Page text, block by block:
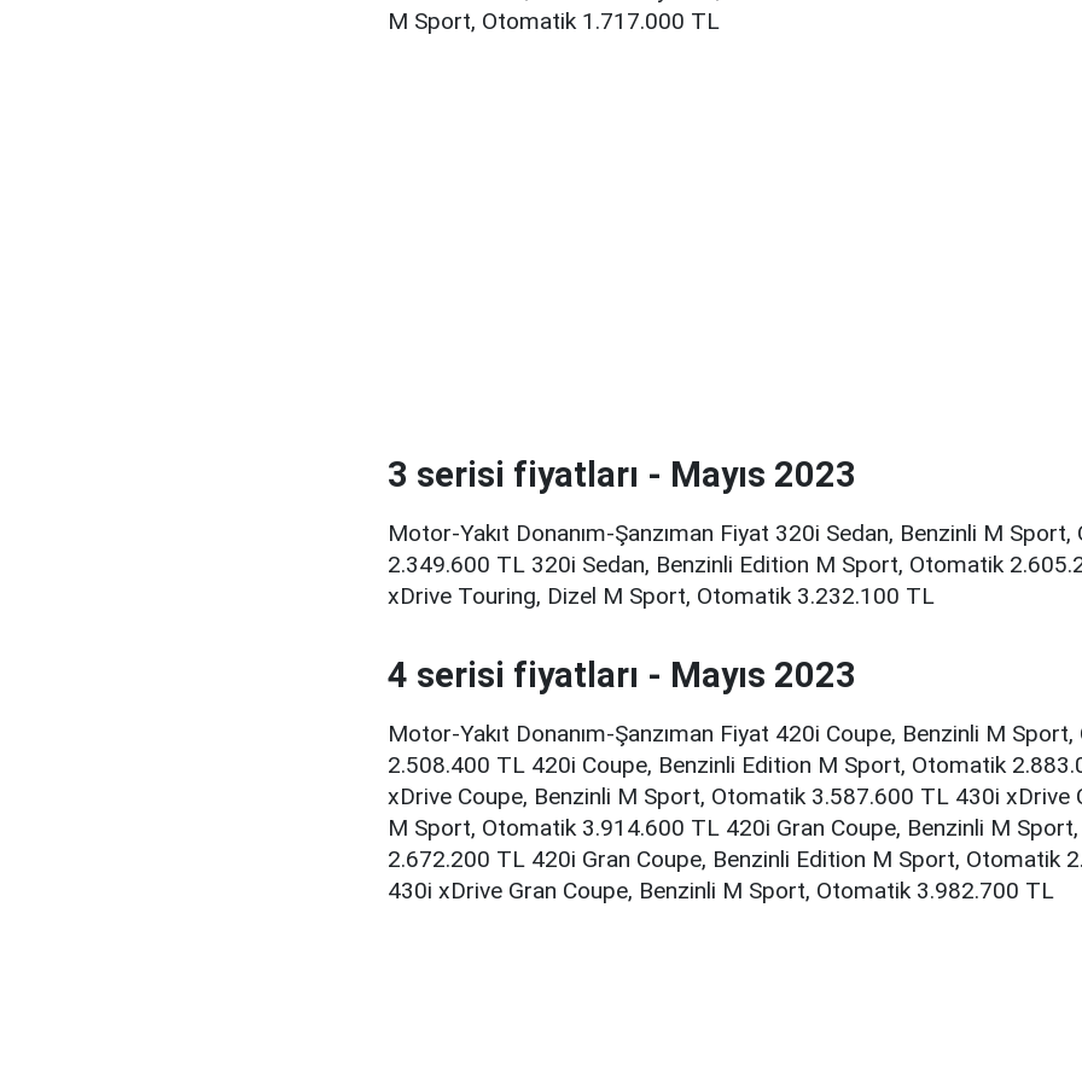
M Sport, Otomatik 1.717.000 TL
3 serisi fiyatları - Mayıs 2023
Motor-Yakıt Donanım-Şanzıman Fiyat 320i Sedan, Benzinli M
2.349.600 TL 320i Sedan, Benzinli Edition M Sport, Otomatik
xDrive Touring, Dizel M Sport, Otomatik 3.232.100 TL
4 serisi fiyatları - Mayıs 2023
Motor-Yakıt Donanım-Şanzıman Fiyat 420i Coupe, Benzinli M
2.508.400 TL 420i Coupe, Benzinli Edition M Sport, Otomatik
xDrive Coupe, Benzinli M Sport, Otomatik 3.587.600 TL 430i xDrive
M Sport, Otomatik 3.914.600 TL 420i Gran Coupe, Benzinli M
2.672.200 TL 420i Gran Coupe, Benzinli Edition M Sport, Otomatik
430i xDrive Gran Coupe, Benzinli M Sport, Otomatik 3.982.700 TL